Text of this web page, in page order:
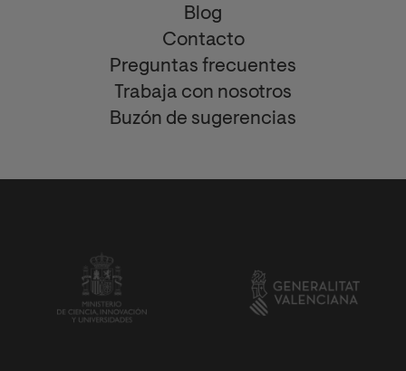
Blog
Contacto
Preguntas frecuentes
Trabaja con nosotros
Buzón de sugerencias